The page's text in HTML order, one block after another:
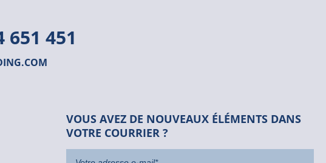
651 451
VOUS AVEZ DE NOUVEAUX ÉLÉMENTS DANS
VOTRE COURRIER ?